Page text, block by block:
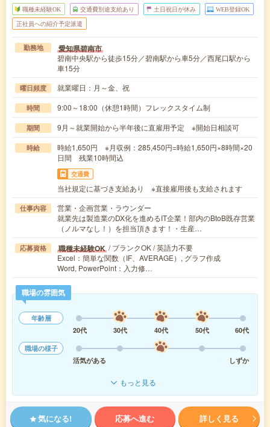
職種未経験OK 交通費別途支給あり 土日祝日が休み WEB登録OK
正社員への紹介予定派遣
勤務地 愛知県碧南市
碧南中央駅から徒歩15分／碧南駅から車5分／西尾口駅から
車15分
曜日頻度 就業曜日：月～金、祝
時間 9:00～18:00（休憩1時間）フレックスタイム制
期間 9月～就業開始から半年後に直雇用予定 ※開始日相談可
時給
時給1,650円 ※月収例：285,450円=時給1,650円×8時間×20
日間 残業10時間込
交通費
当社規定に基づき支給あり ※直接雇用後も支給されます
仕事内容
営業・企画営業・ラウンダー
就業先は製造業のDX化を進めるIT企業！部内のBtoB既存営業
（ノルマなし！）を担当頂きます！・生産…
応募資格 職種未経験OK / ブランクOK / 英語力不要
Excel：簡単な関数（IF、AVERAGE）, グラフ作成
Word, PowerPoint：入力修…
職場の雰囲気
年齢層
20代
30代 40代 50代
60代
職場の様子
活気がある
しずか
もっと見る
気になる! 応募へ進む 詳しく見る